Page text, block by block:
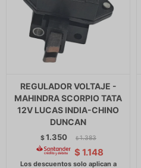
REGULADOR VOLTAJE -
MAHINDRA SCORPIO TATA
12V LUCAS INDIA-CHINO
DUNCAN
$1.350 $ 1.383
$ 1.148